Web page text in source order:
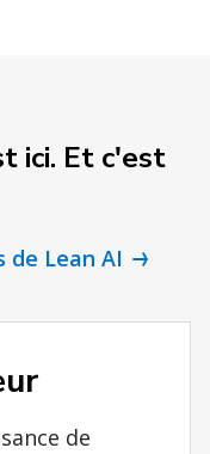
ici. Et c'est
de Lean AI
de